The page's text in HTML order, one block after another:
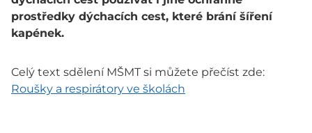
prostředky dýchacích cest, které brání šíření
kapének.
Celý text sdělení MŠMT si můžete přečíst zde:
Roušky a respirátory ve školách